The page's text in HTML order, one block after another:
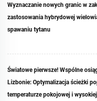
Wyznaczanie nowych granic w
zastosowania hybrydowej
spawaniu tytanu
Światowe pierwsze! Wspólne
Lizbonie: Optymalizacja ścieżki
temperaturze pokojowej i